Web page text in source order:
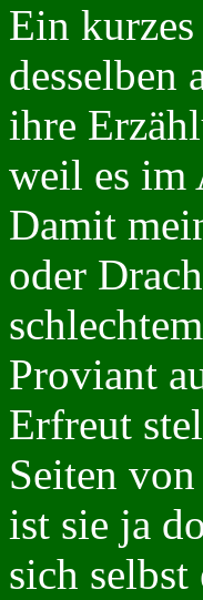
Ein
desselben
ihre
weil es im
Damit
oder
Proviant
Erfreut
Seiten
ist sie ja
sich